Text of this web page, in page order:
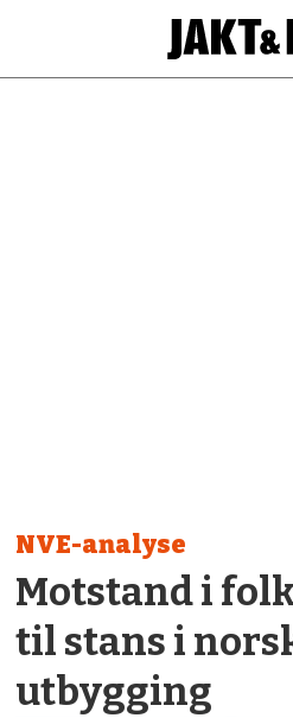
NVE-analyse
Motstand i
til stans i
utbygging